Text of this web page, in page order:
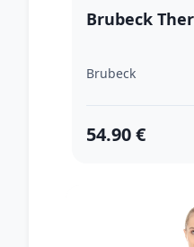
Brubeck
Brubeck
54.90 €